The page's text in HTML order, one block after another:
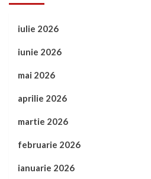
iulie 2026
iunie 2026
mai 2026
aprilie 2026
martie 2026
februarie 2026
ianuarie 2026